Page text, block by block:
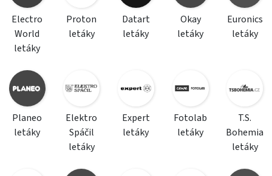
Electro
World
letáky
Proton
letáky
Datart
letáky
Okay
letáky
Euronics
letáky
Planeo
letáky
Elektro
Spáčil
letáky
Expert
letáky
Fotolab
letáky
T.S.
Bohemia
letáky